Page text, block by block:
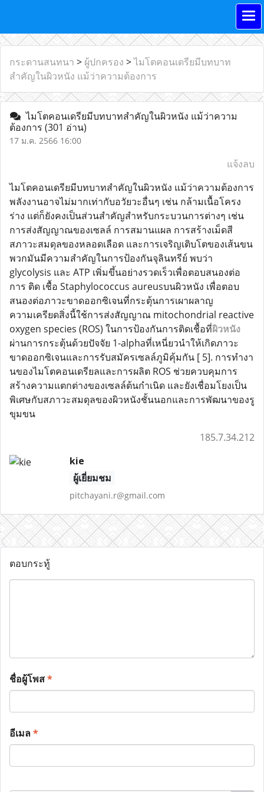
กระดานสนทนา > ผู้ปกครอง >ไมโตคอนเดรียมีบทบาท
สำคัญในผิวหนัง แม้ว่าความต้องการ
ไมโตคอนเดรียมีบทบาทสำคัญในผิวหนัง แม้ว่าความ
ต้องการ (301 อ่าน)
17 ม.ค. 2566 16:00
แจ้งลบ
ไมโตคอนเดรียมีบทบาทสำคัญในผิวหนัง แม้ว่าความต้องการ
พลังงานอาจไม่มากเท่ากับอวัยวะอื่นๆ เช่น กล้ามเนื้อโครง
ร่าง แต่ก็ยังคงเป็นส่วนสำคัญสำหรับกระบวนการต่างๆ เช่น
การส่งสัญญาณของเซลล์ การสมานแผล การสร้างเม็ดสี
สภาวะสมดุลของหลอดเลือด และการเจริญเติบโตของเส้นขน
พวกมันมีความสำคัญในการป้องกันจุลินทรีย์ พบว่า
glycolysis และ ATP เพิ่มขึ้นอย่างรวดเร็วเพื่อตอบสนองต่อ
การ ติด เชื้อ Staphylococcus aureusบนผิวหนัง เพื่อตอบ
สนองต่อภาวะขาดออกซิเจนที่กระตุ้นการเผาผลาญ
ความเครียดสิ่งนี้ใช้การส่งสัญญาณ mitochondrial reactive
oxygen species (ROS) ในการป้องกันการติดเชื้อที่ผิวหนัง
ผ่านการกระตุ้นด้วยปัจจัย 1-alphaที่เหนี่ยวนำให้เกิดภาวะ
ขาดออกซิเจนและการรับสมัครเซลล์ภูมิคุ้มกัน [ 5]. การทำงา
นของไมโตคอนเดรียลและการผลิต ROS ช่วยควบคุมการ
สร้างความแตกต่างของเซลล์ต้นกำเนิด และยังเชื่อมโยงเป็น
พิเศษกับสภาวะสมดุลของผิวหนังชั้นนอกและการพัฒนาของรู
ขุมขน
185.7.34.212
kie
ผู้เยี่ยมชม
pitchayani.r@gmail.com
ตอบกระทู้
ชื่อผู้โพส*
อีเมล*